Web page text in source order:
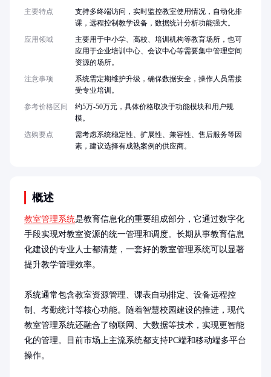
概述
教室管理系统是教育信息化的重要组成部分，它通过数字化
手段实现对教室资源的统一管理和调度。长期从事教育信息
化建设的专业人士都清楚，一套好的教室管理系统可以显著
提升教学管理效率。
系统通常包含教室资源管理、课表自动排定、设备远程控
制、考勤统计等核心功能。随着智慧校园建设的推进，现代
教室管理系统还融合了物联网、大数据等技术，实现更智能
化的管理。目前市场上主流系统都支持PC端和移动端多平台
操作。
主要特点
支持多终端访问，实时监控教室使用情况，自动化排
课，远程控制教学设备，数据统计分析功能强大。
应用领域
主要用于中小学、高校、培训机构等教育场所，也可
应用于企业培训中心、会议中心等需要集中管理空间
资源的场所。
注意事项
系统需定期维护升级，确保数据安全，操作人员需接
受专业培训。
参考价格区间
约5万-50万元，具体价格取决于功能模块和用户规
模。
选购要点
需考虑系统稳定性、扩展性、兼容性、售后服务等因
素，建议选择有成熟案例的供应商。